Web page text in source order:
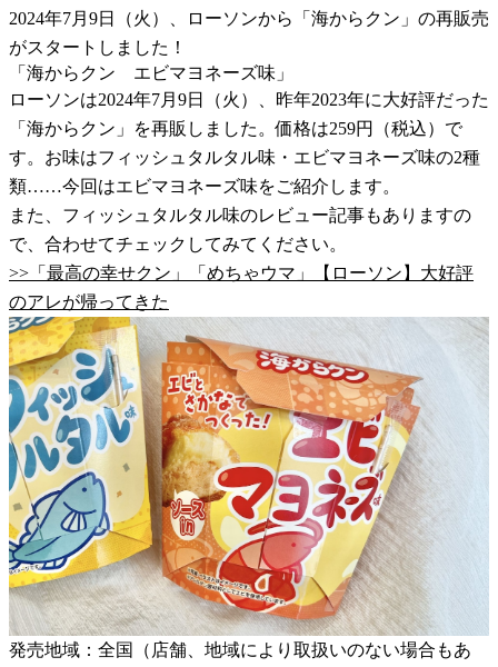
2024年7月9日（火）、ローソンから「海からクン」の再販売
がスタートしました！
「海からクン エビマヨネーズ味」
ローソンは2024年7月9日（火）、昨年2023年に大好評だった
「海からクン」を再販しました。価格は259円（税込）で
す。お味はフィッシュタルタル味・エビマヨネーズ味の2種
類……今回はエビマヨネーズ味をご紹介します。
また、フィッシュタルタル味のレビュー記事もありますの
で、合わせてチェックしてみてください。
>>「最高の幸せクン」「めちゃウマ」【ローソン】大好評
のアレが帰ってきた
発売地域：全国（店舗、地域により取扱いのない場合もあ